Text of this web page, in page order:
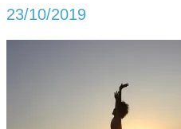
23/10/2019